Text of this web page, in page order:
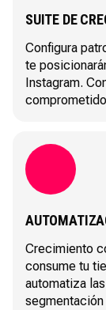
SUITE DE
Configura
te
Instagram.
Crecimiento
consume tu
automatiza
segmentación